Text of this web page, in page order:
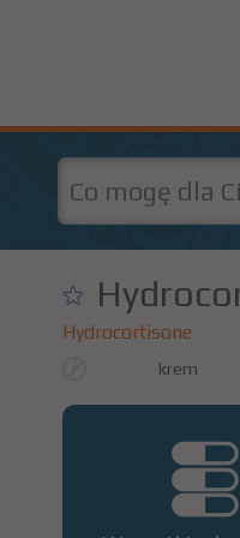
Hydrocortisone
krem